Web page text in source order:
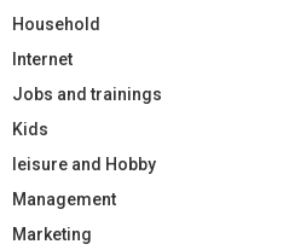
Household
Internet
Jobs and trainings
Kids
leisure and Hobby
Management
Marketing